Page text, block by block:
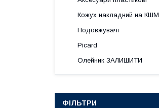
Кожух накладний на КШМ
Подовжувачі
Picard
Олейник ЗАЛИШИТИ
ФІЛЬТРИ